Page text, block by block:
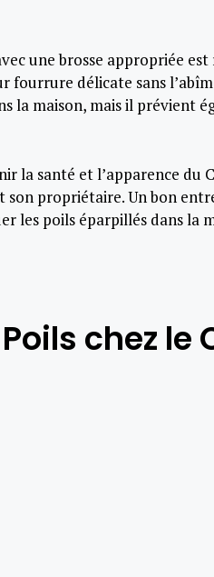
une brosse appropriée
fourrure délicate sans
la maison, mais il prévient
la santé et l’apparence du
son propriétaire. Un bon
les poils éparpillés dans la
chez le